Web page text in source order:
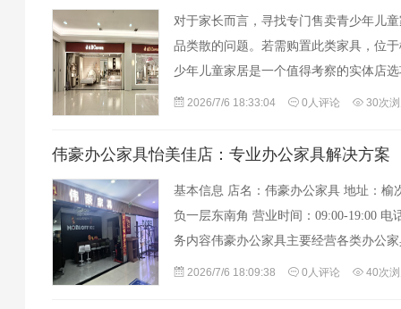
对于家长而言，寻找专门售卖青少年儿
品类散的问题。若需购置此类家具，位
少年儿童家居是一个值得考察的实体店
怡美佳家具馆一层，作为晋中当地成熟
2026/7/6 18:33:04 0人评论 30次
伟豪办公家具怡美佳店：专业办公家具解决方案
基本信息 店名：伟豪办公家具 地址：榆
负一层东南角 营业时间：09:00-19:00 电
务内容伟豪办公家具主要经营各类办公
文件柜、办公椅等。店内展示空间宽敞
2026/7/6 18:09:38 0人评论 40次